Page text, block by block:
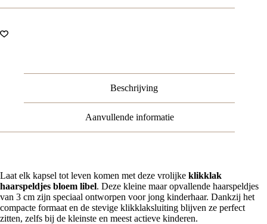
Beschrijving
Aanvullende informatie
Laat elk kapsel tot leven komen met deze vrolijke klikklak
haarspeldjes bloem libel. Deze kleine maar opvallende haarspeldjes
van 3 cm zijn speciaal ontworpen voor jong kinderhaar. Dankzij het
compacte formaat en de stevige klikklaksluiting blijven ze perfect
zitten, zelfs bij de kleinste en meest actieve kinderen.